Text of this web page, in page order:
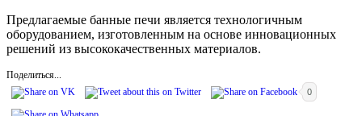
Предлагаемые банные печи является технологичным
оборудованием, изготовленным на основе инновационных
решений из высококачественных материалов.
Поделиться...
0